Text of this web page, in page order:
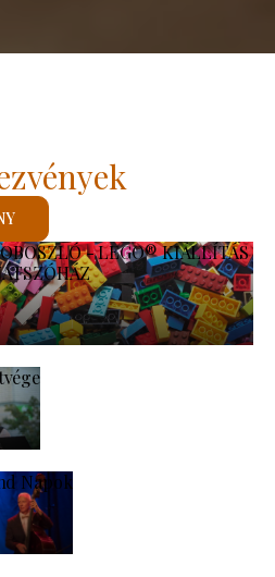
- LEGO® KIÁLLÍTÁS
Napok